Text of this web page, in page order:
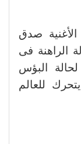
صدق
الراهنة فى
البؤس
للعالم